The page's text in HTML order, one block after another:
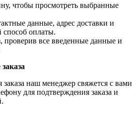
чтобы просмотреть выбранные
данные, адрес доставки и
оплаты.
проверив все введенные данные и
наш менеджер свяжется с вами
для подтверждения заказа и